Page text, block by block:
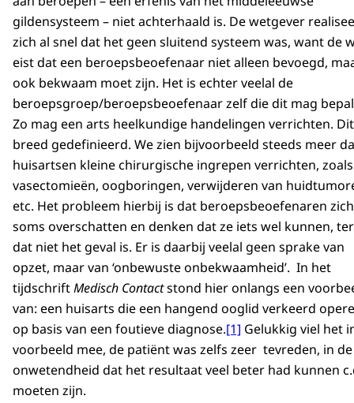
gildensysteem – niet achterhaald is. De wetgever
zich al snel dat het geen sluitend systeem was, want de
eist dat een beroepsbeoefenaar niet alleen bevoegd,
ook bekwaam moet zijn. Het is echter veelal de
beroepsgroep/beroepsbeoefenaar zelf die dit mag
Zo mag een arts heelkundige handelingen verrichten.
breed gedefinieerd. We zien bijvoorbeeld steeds meer
huisartsen kleine chirurgische ingrepen verrichten, zoals
vasectomieën, oogboringen, verwijderen van
etc. Het probleem hierbij is dat beroepsbeoefenaren
soms overschatten en denken dat ze iets wel kunnen,
dat niet het geval is. Er is daarbij veelal geen sprake van
opzet, maar van ‘onbewuste onbekwaamheid’. In het
tijdschriftMedisch Contactstond hier onlangs een
van: een huisarts die een hangend ooglid verkeerd
op basis van een foutieve diagnose.[1] Gelukkig viel het
voorbeeld mee, de patiënt was zelfs zeer tevreden, in de
onwetendheid dat het resultaat veel beter had kunnen
moeten zijn.